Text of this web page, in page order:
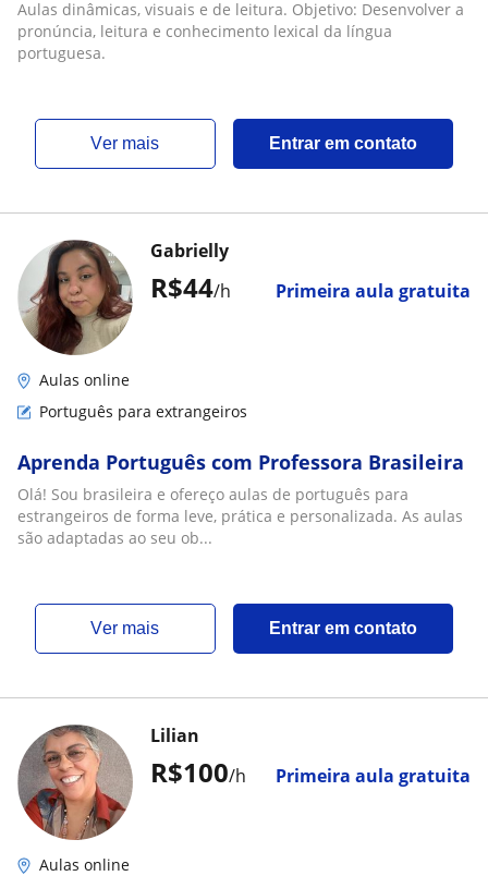
Aulas dinâmicas, visuais e de leitura. Objetivo: Desenvolver a
pronúncia, leitura e conhecimento lexical da língua
portuguesa.
ver mais Entrar em contato
R$44/h Primeira aula gratuita
Gabrielly
Aulas online
Português para extrangeiros
Aprenda Português com Professora Brasileira
Olá! Sou brasileira e ofereço aulas de português para
estrangeiros de forma leve, prática e personalizada. As aulas
são adaptadas ao seu ob...
ver mais Entrar em contato
R$100/h Primeira aula gratuita
Lilian
Aulas online